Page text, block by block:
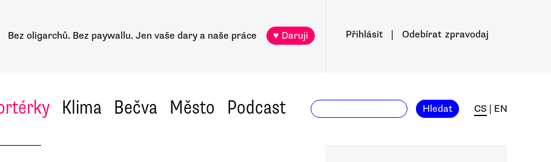
Bez oligarchů. Bez paywallu. Jen vaše dary a naše práce ♥ Daruji Přihlásit Odebírat zpravodaj
Klima Bečva Město Podcast Hledat CS EN